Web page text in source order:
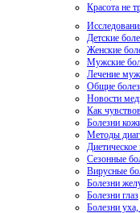
Красота не
Детские
Женские
Мужские
Лечение
Общие
Новости
Как
Болезни
Методы
Диетическое
Сезонные
Вирусные
Болезни
Болезни глаз
Болезни